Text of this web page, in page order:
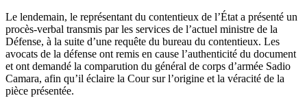
Le lendemain, le représentant du contentieux de l’État a présenté un
procès-verbal transmis par les services de l’actuel ministre de la
Défense, à la suite d’une requête du bureau du contentieux. Les
avocats de la défense ont remis en cause l’authenticité du document
et ont demandé la comparution du général de corps d’armée Sadio
Camara, afin qu’il éclaire la Cour sur l’origine et la véracité de la
pièce présentée.